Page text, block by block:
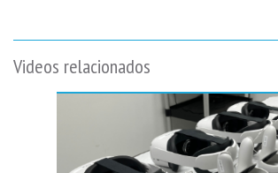
Videos relacionados